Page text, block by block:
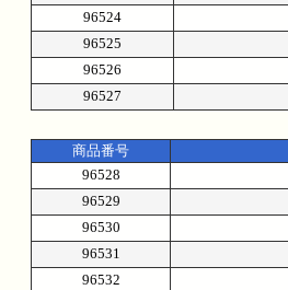
96524
96525
96526
96527
商品番号
96528
96529
96530
96531
96532